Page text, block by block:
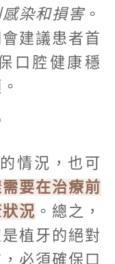
染和損害 。
建議患者首
口腔健康穩
情況，也可
要在治療前
況 。總之，
植牙的絕對
必須確保口